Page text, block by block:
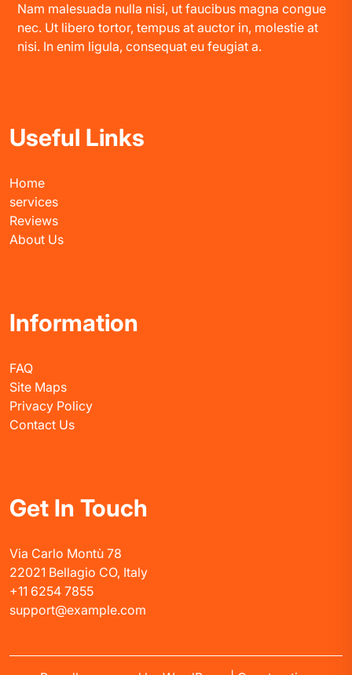
Nam malesuada nulla nisi, ut faucibus magna congue
nec. Ut libero tortor, tempus at auctor in, molestie at
nisi. In enim ligula, consequat eu feugiat a.
Useful Links
Home
services
Reviews
About Us
Information
FAQ
Site Maps
Privacy Policy
Contact Us
Get In Touch
Via Carlo Montù 78
22021 Bellagio CO, Italy
+11 6254 7855
support@example.com